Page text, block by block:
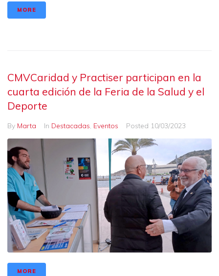
MORE
CMVCaridad y Practiser participan en la
cuarta edición de la Feria de la Salud y el
Deporte
By Marta In Destacadas, Eventos Posted 10/03/2023
MORE